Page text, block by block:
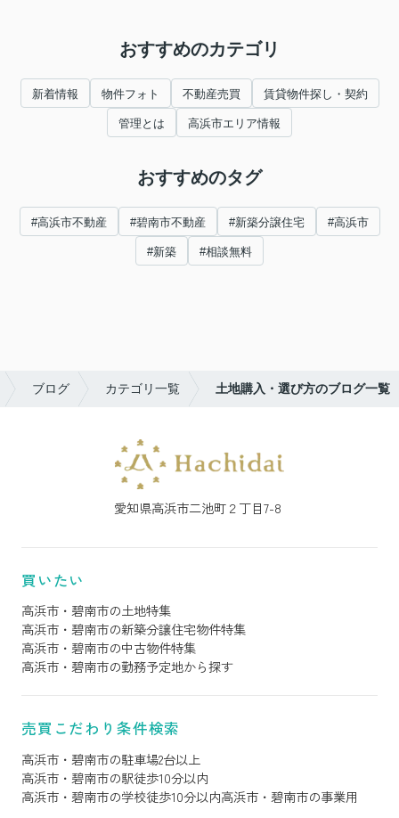
おすすめのカテゴリ
新着情報 物件フォト 不動産売買 賃貸物件探し・契約
管理とは 高浜市エリア情報
おすすめのタグ
#高浜市不動産 #碧南市不動産 #新築分譲住宅 #高浜市
#新築 #相談無料
ブログ カテゴリ一覧 土地購入・選び方のブログ一覧
愛知県高浜市二池町２丁目7-8
買いたい
高浜市・碧南市の土地特集
高浜市・碧南市の新築分譲住宅物件特集
高浜市・碧南市の中古物件特集
高浜市・碧南市の勤務予定地から探す
売買こだわり条件検索
高浜市・碧南市の駐車場2台以上
高浜市・碧南市の駅徒歩10分以内
高浜市・碧南市の学校徒歩10分以内高浜市・碧南市の事業用